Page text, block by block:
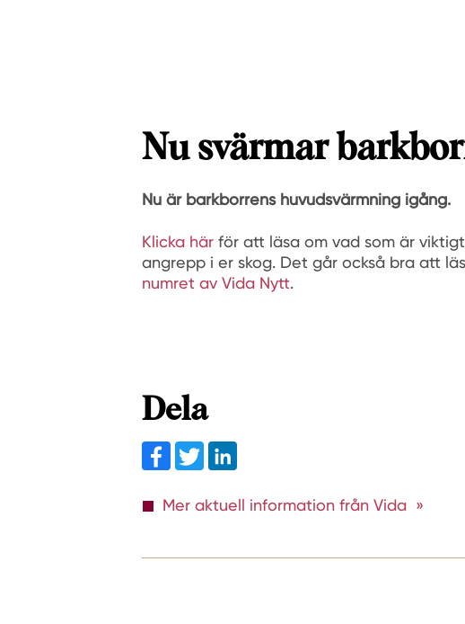
Nu svärmar
Nu är barkborrens huvudsvärmning igång.
Klicka härför att läsa om vad som är
angrepp i er skog. Det går också bra att
numret av Vida Nytt.
Dela
Facebook
Twitter
Mer aktuell information från Vida